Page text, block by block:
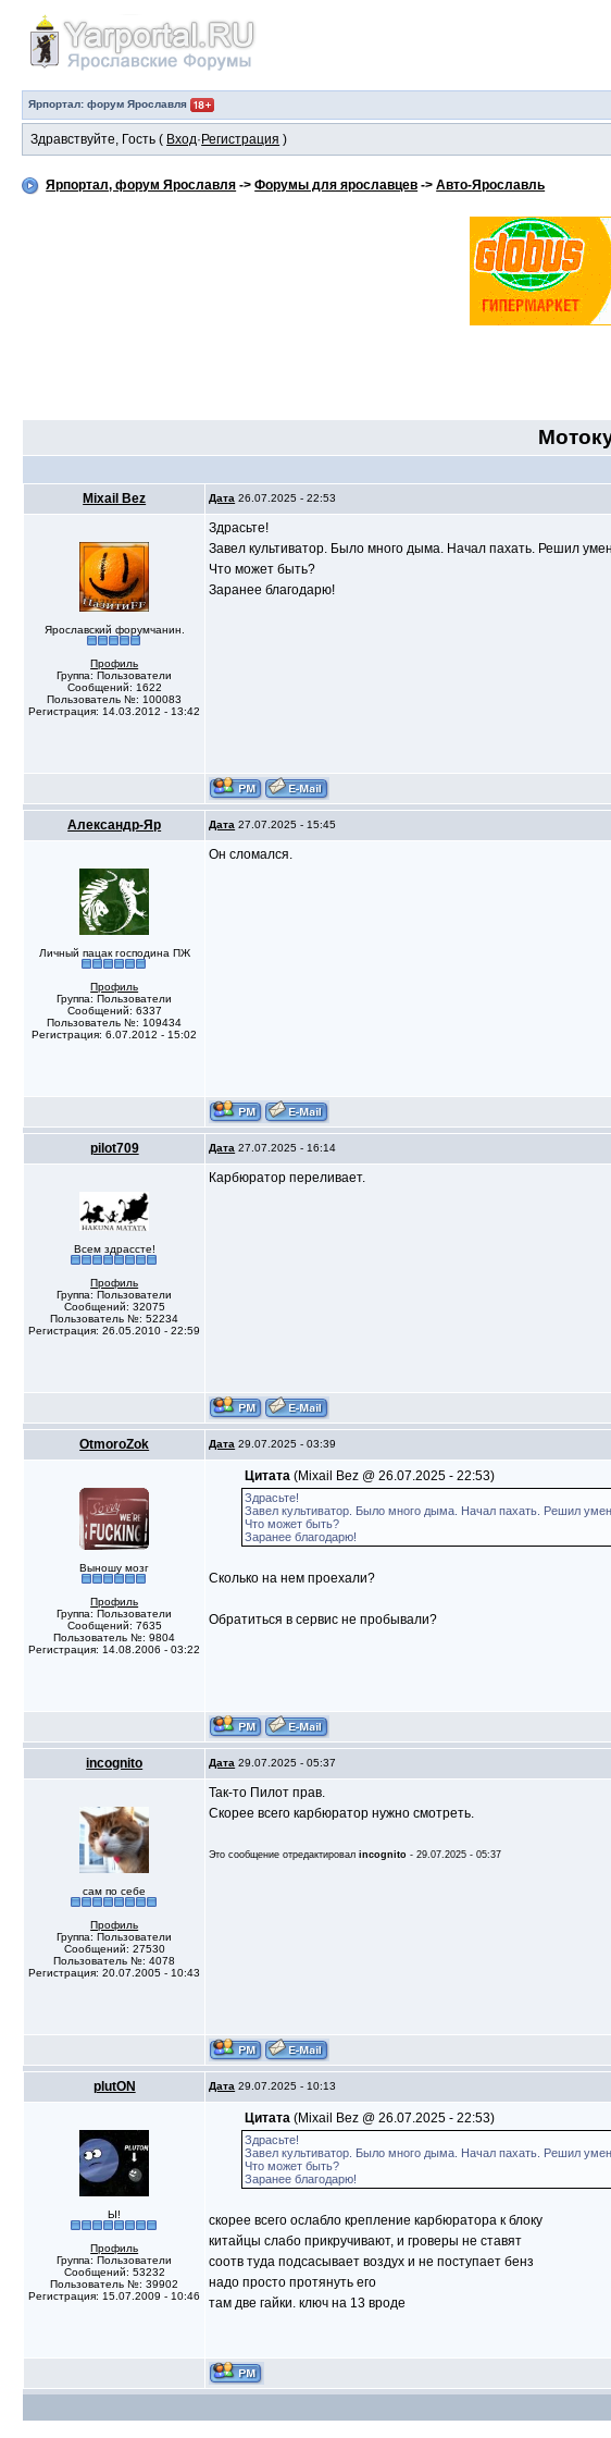
Ярпортал: форум Ярославля
Здравствуйте, Гость ( Вход· Регистрация )
Ярпортал, форум Ярославля ->Форумы для ярославцев ->Авто-Ярославль
Mixail Bez Дата 26.07.2025 - 22:53
Ярославский форумчанин.
Профиль
Группа: Пользователи
Сообщений: 1622
Пользователь №: 100083
Регистрация: 14.03.2012 - 13:42
Здрасьте!
Завел культиватор. Было много дыма. Начал пахать. Решил
Что может быть?
Заранее благодарю!
Александр-Яр Дата 27.07.2025 - 15:45
Личный пацак господина ПЖ
Профиль
Группа: Пользователи
Сообщений: 6337
Пользователь №: 109434
Регистрация: 6.07.2012 - 15:02
Он сломался.
pilot709 Дата 27.07.2025 - 16:14
Всем здрассте!
Профиль
Группа: Пользователи
Сообщений: 32075
Пользователь №: 52234
Регистрация: 26.05.2010 - 22:59
Карбюратор переливает.
OtmoroZok Дата 29.07.2025 - 03:39
Выношу мозг
Профиль
Группа: Пользователи
Сообщений: 7635
Пользователь №: 9804
Регистрация: 14.08.2006 - 03:22
Цитата(Mixail Bez @ 26.07.2025 - 22:53)
Здрасьте!
Завел культиватор. Было много дыма. Начал пахать. Решил
Что может быть?
Заранее благодарю!
Сколько на нем проехали?
Обратиться в сервис не пробывали?
incognito Дата 29.07.2025 - 05:37
сам по себе
Профиль
Группа: Пользователи
Сообщений: 27530
Пользователь №: 4078
Регистрация: 20.07.2005 - 10:43
Так-то Пилот прав.
Скорее всего карбюратор нужно смотреть.
Это сообщение отредактировалincognito - 29.07.2025 - 05:37
plutON Дата 29.07.2025 - 10:13
Ы!
Профиль
Группа: Пользователи
Сообщений: 53232
Пользователь №: 39902
Регистрация: 15.07.2009 - 10:46
Цитата(Mixail Bez @ 26.07.2025 - 22:53)
Здрасьте!
Завел культиватор. Было много дыма. Начал пахать. Решил
Что может быть?
Заранее благодарю!
скорее всего ослабло крепление карбюратора к блоку
китайцы слабо прикручивают, и гроверы не ставят
соотв туда подсасывает воздух и не поступает бенз
надо просто протянуть его
там две гайки. ключ на 13 вроде